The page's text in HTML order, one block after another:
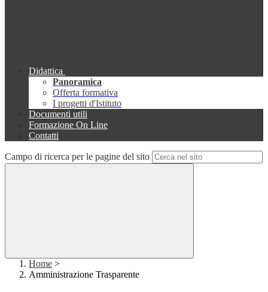
Didattica
Panoramica
Offerta formativa
I progetti d'Istituto
Documenti utili
Formazione On Line
Contatti
Campo di ricerca per le pagine del sito
Home >
Amministrazione Trasparente